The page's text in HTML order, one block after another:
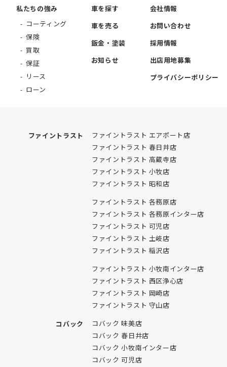
私たちの強み
コーティング
保険
買取
保証
リース
ローン
車を探す
車を売る
鈑金・塗装
お知らせ
会社情報
お問い合わせ
採用情報
出店用地募集
プライバシーポリシー
ファイントラスト
ファイントラスト エアポート店
ファイントラスト 春日井店
ファイントラスト 高蔵寺店
ファイントラスト 小牧店
ファイントラスト 昭和店
ファイントラスト 各務原店
ファイントラスト 各務原インター店
ファイントラスト 可児店
ファイントラスト 土岐店
ファイントラスト 稲沢店
ファイントラスト 小牧南インター店
ファイントラスト 西区浄心店
ファイントラスト 岡崎店
ファイントラスト 守山店
コバック
コバック 味美店
コバック 春日井店
コバック 小牧南インター店
コバック 可児店